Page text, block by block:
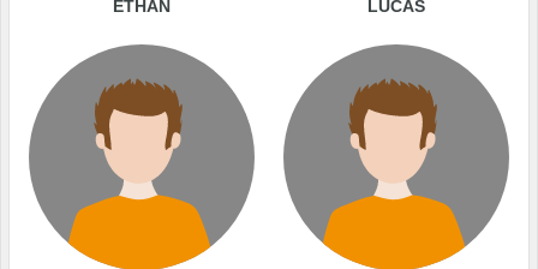
ETHAN LUCAS